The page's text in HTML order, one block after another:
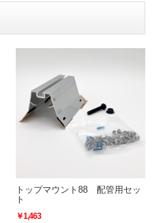
トップマウント88 配管用セッ
ト
￥1,463